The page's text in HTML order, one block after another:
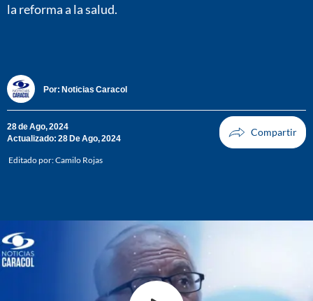
la reforma a la salud.
Por: Noticias Caracol
28 de Ago, 2024
Actualizado: 28 De Ago, 2024
Editado por:Camilo Rojas